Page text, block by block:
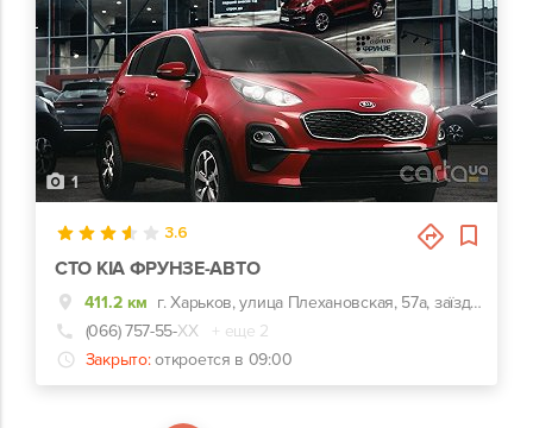
1
3.6
СТО KIA ФРУНЗЕ-АВТО
411.2 км
г. Харьков, улица Плехановская, 57а, заїзд навпроти центрального входу Металіст
(066) 757-55-ХХ
+ еще 2
Закрыто: откроется в 09:00